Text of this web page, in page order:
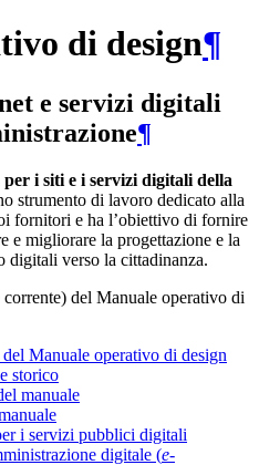
di design¶
e servizi digitali
¶
i siti e i servizi digitali della
strumento di lavoro dedicato alla
fornitori e ha l’obiettivo di fornire
e migliorare la progettazione e la
digitali verso la cittadinanza.
del Manuale operativo di
Manuale operativo di design
storico
manuale
i servizi pubblici digitali
digitale (e-